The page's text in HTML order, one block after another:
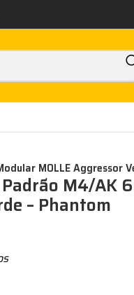
MOLLE Aggressor
M4/AK
– Phantom